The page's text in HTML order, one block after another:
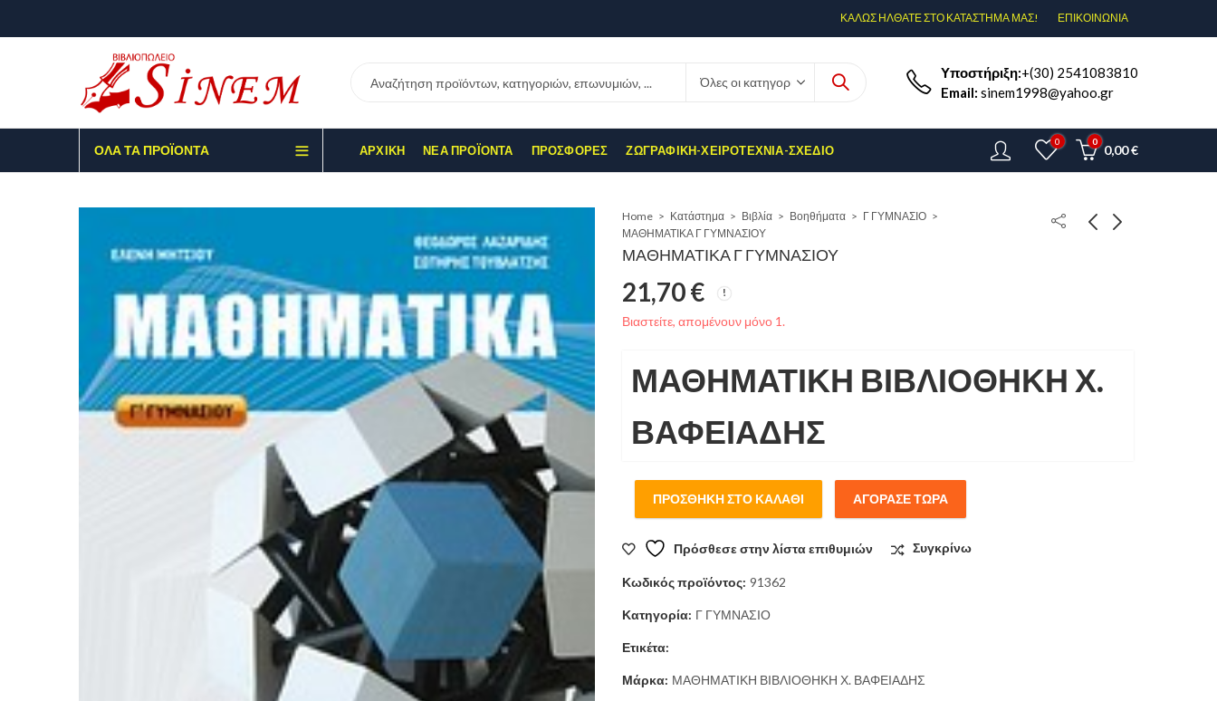
ΚΑΛΩΣ ΗΛΘΑΤΕ ΣΤΟ ΚΑΤΑΣΤΗΜΑ ΜΑΣ! ΕΠΙΚΟΙΝΩΝΊΑ
Υποστήριξη:+(30) 2541083810
Email: sinem1998@yahoo.gr
ΌΛΑ ΤΑ ΠΡΟΪΌΝΤΑ ΑΡΧΙΚΉ ΝΈΑ ΠΡΟΪΌΝΤΑ ΠΡΟΣΦΟΡΈΣ ΖΩΓΡΑΦΙΚΉ-ΧΕΙΡΟΤΕΧΝΊΑ-ΣΧΈΔΙΟ
0 0
0,00€
Home Κατάστημα Βιβλία Βοηθήματα
Γ ΓΥΜΝΑΣΙΟ
ΜΑΘΗΜΑΤΙΚΑ Γ ΓΥΜΝΑΣΙΟΥ
ΜΑΘΗΜΑΤΙΚΑ Γ ΓΥΜΝΑΣΙΟΥ
21,70€
Βιαστείτε, απομένουν μόνο 1.
ΜΑΘΗΜΑΤΙΚΗ ΒΙΒΛΙΟΘΗΚΗ Χ.
ΒΑΦΕΙΑΔΗΣ
ΠΡΟΣΘΉΚΗ ΣΤΟ ΚΑΛΆΘΙ ΑΓΌΡΑΣΕ ΤΏΡΑ
Πρόσθεσε στην λίστα επιθυμιών Συγκρίνω
Κωδικός προϊόντος: 91362
Κατηγορία: Γ ΓΥΜΝΑΣΙΟ
Ετικέτα:
Μάρκα: ΜΑΘΗΜΑΤΙΚΗ ΒΙΒΛΙΟΘΗΚΗ Χ. ΒΑΦΕΙΑΔΗΣ